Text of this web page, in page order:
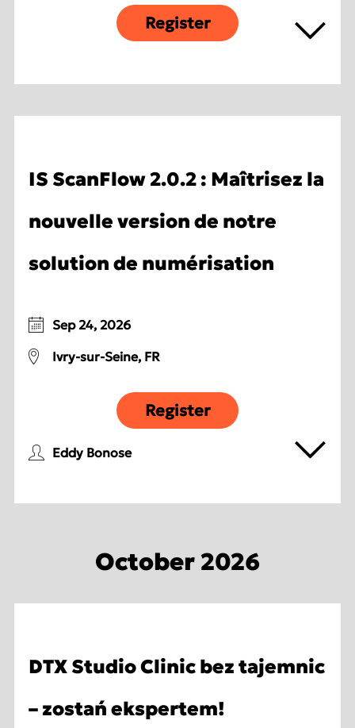
Register
IS ScanFlow 2.0.2 : Maîtrisez la
nouvelle version de notre
solution de numérisation
Sep 24, 2026
Ivry-sur-Seine, FR
Register
Eddy Bonose
October 2026
DTX Studio Clinic bez tajemnic
– zostań ekspertem!